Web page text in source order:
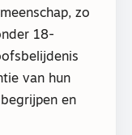
zo
18-
van hun
en